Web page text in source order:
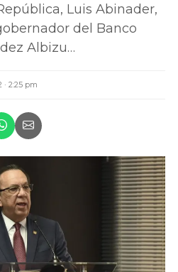
Luis Abinader,
del Banco
Albizu…
· 2:25 pm